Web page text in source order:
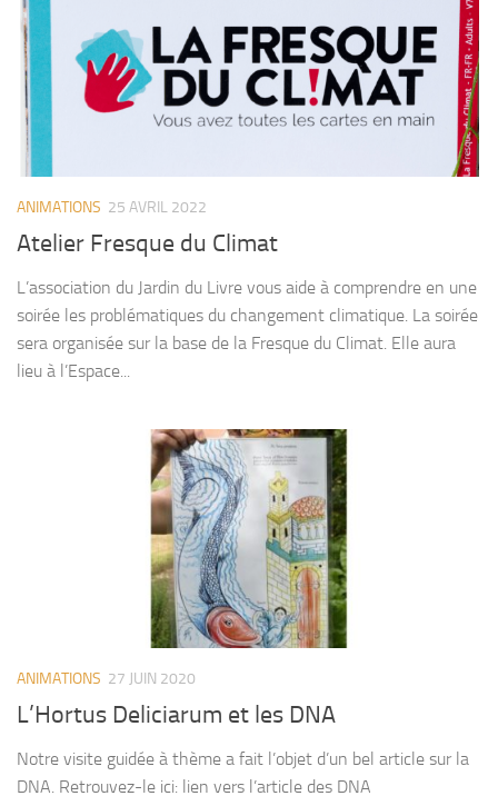
ANIMATIONS 25 AVRIL 2022
Atelier Fresque du Climat
L’association du Jardin du Livre vous aide à comprendre en une
soirée les problématiques du changement climatique. La soirée
sera organisée sur la base de la Fresque du Climat. Elle aura
lieu à l’Espace...
ANIMATIONS 27 JUIN 2020
L’Hortus Deliciarum et les DNA
Notre visite guidée à thème a fait l’objet d’un bel article sur la
DNA. Retrouvez-le ici: lien vers l’article des DNA